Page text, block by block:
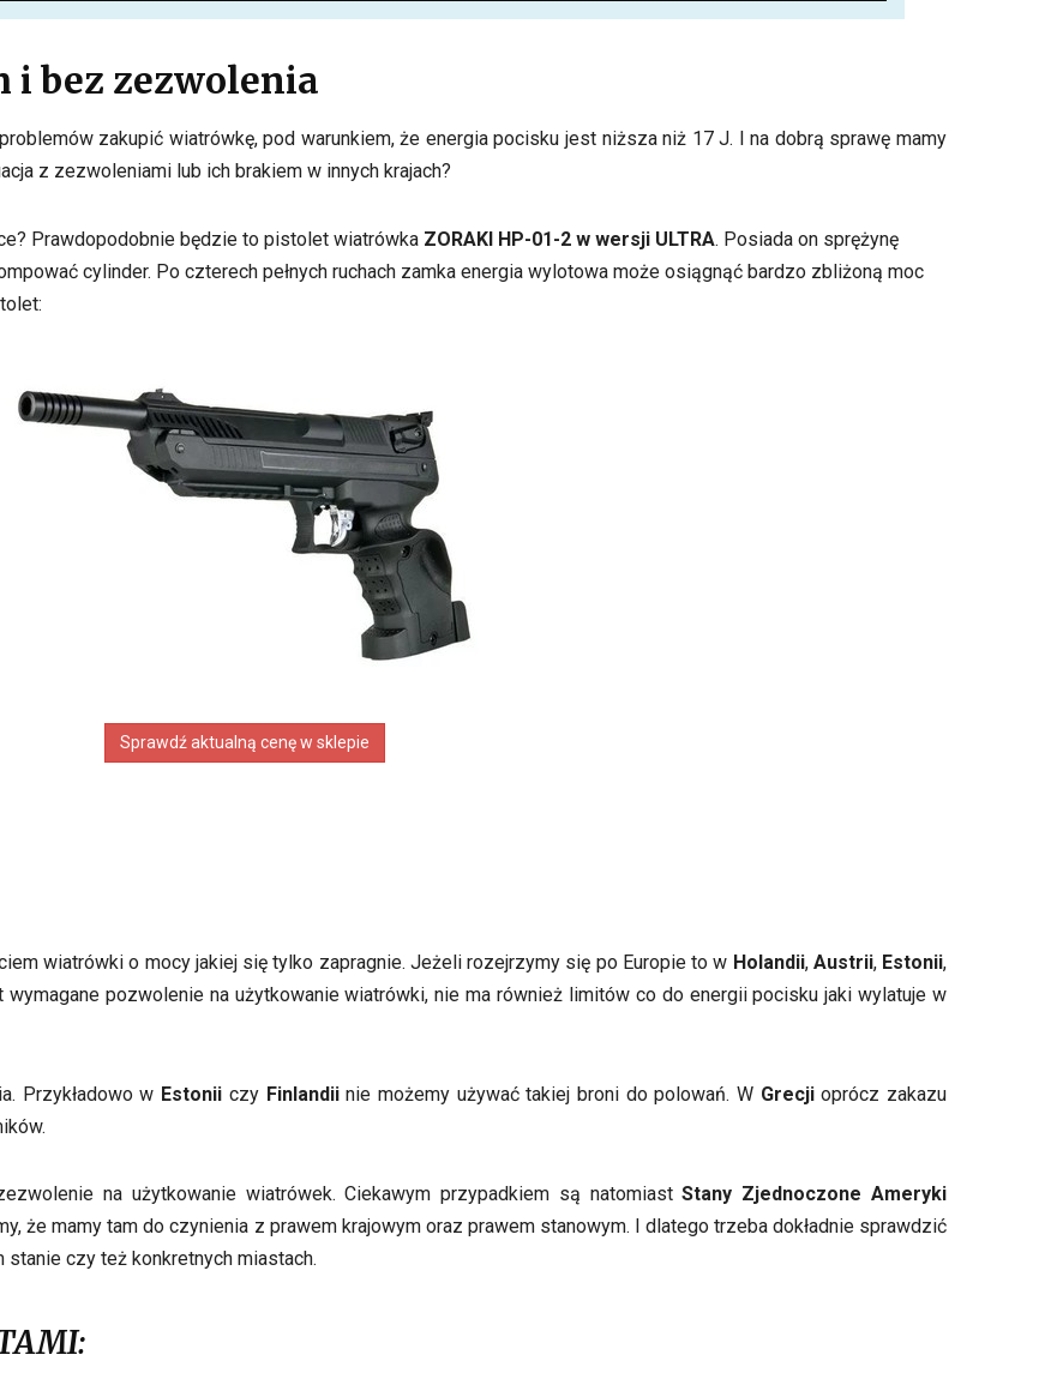
bez zezwolenia
zakupić wiatrówkę, pod warunkiem, że energia pocisku jest niższa niż 17 J. I na dobrą sprawę mamy
z zezwoleniami lub ich brakiem w innych krajach?
Prawdopodobnie będzie to pistolet wiatrówka ZORAKI HP-01-2 w wersji ULTRA. Posiada on sprężynę
cylinder. Po czterech pełnych ruchach zamka energia wylotowa może osiągnąć bardzo zbliżoną moc
Sprawdź aktualną cenę w sklepie
wiatrówki o mocy jakiej się tylko zapragnie. Jeżeli rozejrzymy się po Europie to w Holandii, Austrii, Estonii,
wymagane pozwolenie na użytkowanie wiatrówki, nie ma również limitów co do energii pocisku jaki wylatuje w
Przykładowo w Estonii czy Finlandiinie możemy używać takiej broni do polowań. W Grecjioprócz zakazu
na użytkowanie wiatrówek. Ciekawym przypadkiem są natomiastStany Zjednoczone Ameryki
że mamy tam do czynienia z prawem krajowym oraz prawem stanowym. I dlatego trzeba dokładnie sprawdzić
czy też konkretnych miastach.